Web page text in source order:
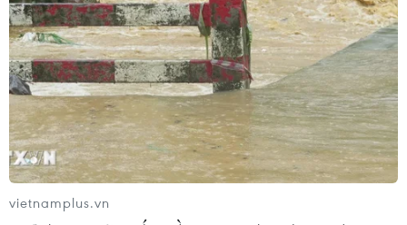
vietnamplus.vn